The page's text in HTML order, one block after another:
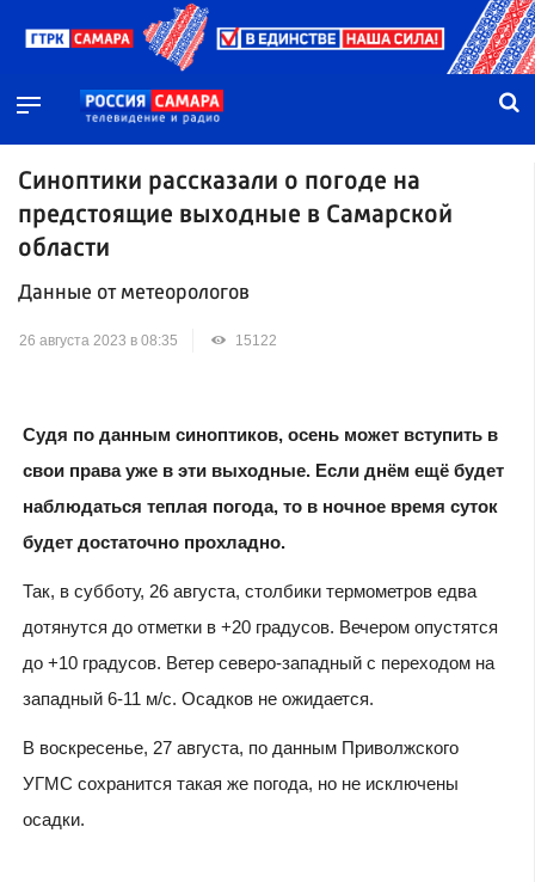
Синоптики рассказали о погоде на
предстоящие выходные в Самарской
области
Данные от метеорологов
26 августа 2023 в 08:35 15122
Судя по данным синоптиков, осень может вступить в
свои права уже в эти выходные. Если днём ещё будет
наблюдаться теплая погода, то в ночное время суток
будет достаточно прохладно.
Так, в субботу, 26 августа, столбики термометров едва
дотянутся до отметки в +20 градусов. Вечером опустятся
до +10 градусов. Ветер северо-западный с переходом на
западный 6-11 м/с. Осадков не ожидается.
В воскресенье, 27 августа, по данным Приволжского
УГМС сохранится такая же погода, но не исключены
осадки.